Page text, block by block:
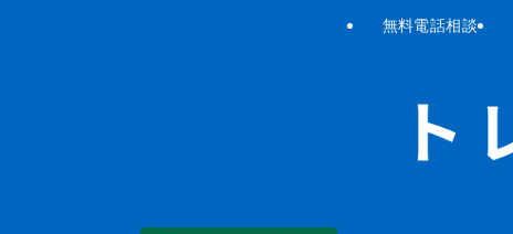
無料電話相談